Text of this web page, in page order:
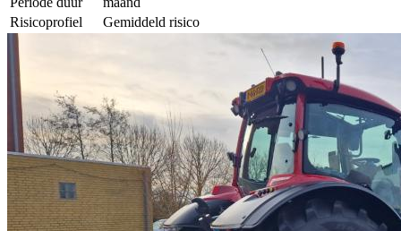
Risicoprofiel
Gemiddeld risico